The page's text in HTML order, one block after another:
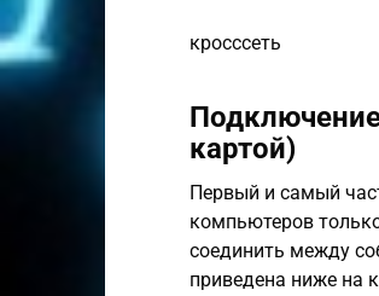
кросссеть
картой)
Первый и самый
компьютеров
соединить между
приведена ниже на